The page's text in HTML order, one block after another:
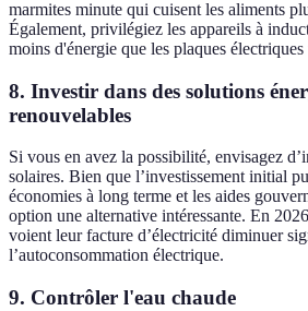
marmites minute qui cuisent les aliments
Également, privilégiez les appareils à
moins d'énergie que les plaques
8. Investir dans des solutions
renouvelables
Si vous en avez la possibilité, envisagez
solaires. Bien que l’investissement initial
économies à long terme et les aides
option une alternative intéressante. En
voient leur facture d’électricité diminuer
l’autoconsommation électrique.
9. Contrôler l'eau chaude